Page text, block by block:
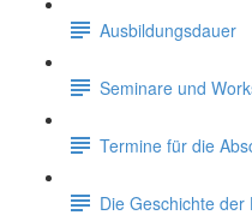
Ausbildungsdauer
Seminare und
Termine für die
Die Geschichte